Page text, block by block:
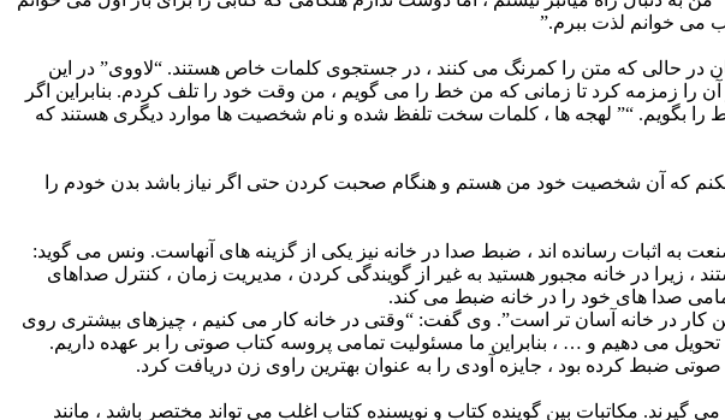
می خوانم لذت ببرم.”
در حالی که متن را کمرنگ می کنند ، در جستجوی کلمات خاص هستند. “لاووی” در این
آن را زمزمه کرد تا زمانی که من خط را می گویم ، من وقت خود را تلف کردم. بنابراین اگر
خط را بگویم. “” لهجه ها ، کلمات سخت تلفظ شده و نام شخصیت ها موارد دیگری هستند که
که آن شخصیت خود من هستم و هنگام صحبت کردن حتی اگر نیاز باشد بدن خودم را
به اثبات رسانده اند ، ضبط صدا در خانه نیز یکی از گزینه های آنهاست. ونس می گوید:
، زیرا در خانه مجبور هستید به غیر از گویندگی کردن ، مدیریت زمان ، کنترل صداهای
کار در خانه آسان تر است”. وی گفت: “وقتی در خانه کار می کنیم ، چیزهای بیشتری روی
می دهیم و … ، بنابراین ما مسئولیت تمامی پروسه کتاب صوتی را بر عهده داریم.
ضبط کرده بود ، جایزه آودی را به عنوان بهترین راوی زن دریافت کرد.
مکاتبات بین گوینده کتاب و نویسنده کتاب اغلب می تواند مختصر باشد ، مانند